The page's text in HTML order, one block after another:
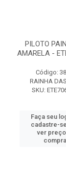
PILOTO
AMARELA -
Código:
RAINHA
SKU:
Faça seu
cadastre-
ver